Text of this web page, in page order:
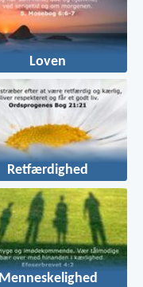
Loven
Retfærdighed
Menneskelighed